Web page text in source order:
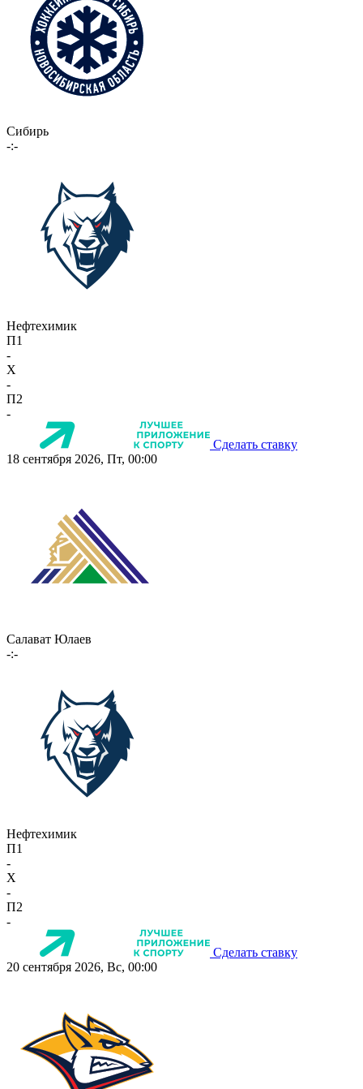
Сибирь
-:-
Нефтехимик
П1
-
X
-
П2
-
Сделать ставку
18 сентября 2026, Пт, 00:00
Салават Юлаев
-:-
Нефтехимик
П1
-
X
-
П2
-
Сделать ставку
20 сентября 2026, Вс, 00:00